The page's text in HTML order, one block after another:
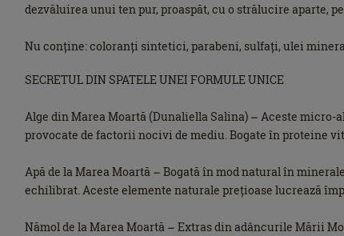
dezvăluirea unui ten pur, proaspăt, cu o strălucire aparte,
Nu conține: coloranți sintetici, parabeni, sulfați, ulei
SECRETUL DIN SPATELE UNEI FORMULE UNICE
Alge din Marea Moartă (Dunaliella Salina) – Aceste
provocate de factorii nocivi de mediu. Bogate în proteine
Apă de la Marea Moartă – Bogată în mod natural în
echilibrat. Aceste elemente naturale prețioase lucrează
Nămol de la Marea Moartă – Extras din adâncurile Mării